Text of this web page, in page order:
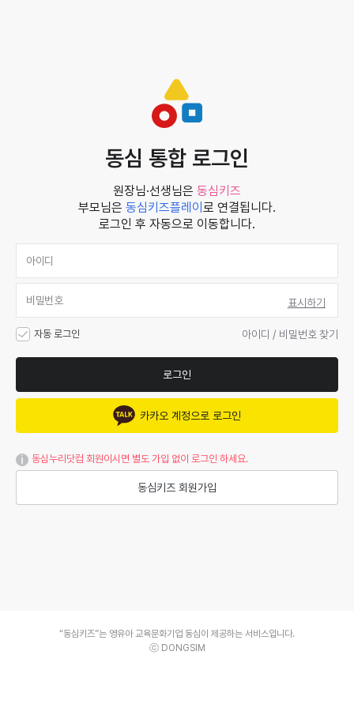
동심 통합 로그인
원장님·선생님은 동심키즈
부모님은 동심키즈플레이 로 연결됩니다.
로그인 후 자동으로 이동합니다.
표시하기
자동 로그인 아이디 / 비밀번호 찾기
로그인
카카오 계정으로 로그인
동심누리닷컴 회원이시면 별도 가입 없이 로그인 하세요.
동심키즈 회원가입
“동심키즈”는 영유아 교육문화기업 동심이 제공하는 서비스입니다.
ⓒ DONGSIM